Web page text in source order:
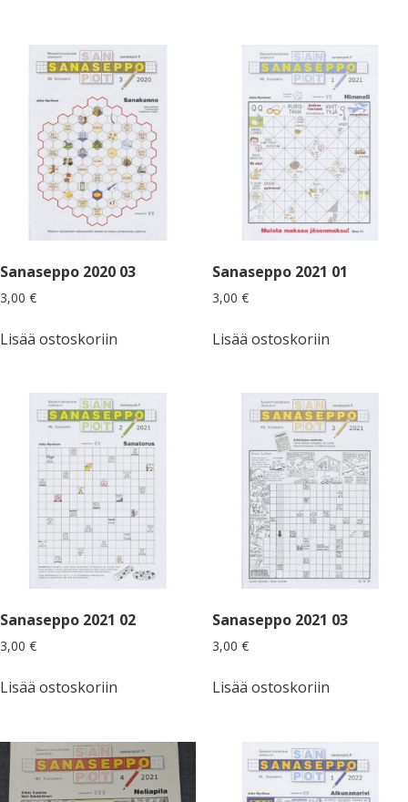
Sanaseppo 2020 03
3,00 €
Lisää ostoskoriin
Sanaseppo 2021 01
3,00 €
Lisää ostoskoriin
Sanaseppo 2021 02
3,00 €
Lisää ostoskoriin
Sanaseppo 2021 03
3,00 €
Lisää ostoskoriin